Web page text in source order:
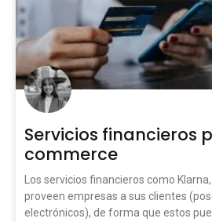
Servicios financieros
commerce
Los servicios financieros como
proveen empresas a sus clientes
electrónicos), de forma que estos